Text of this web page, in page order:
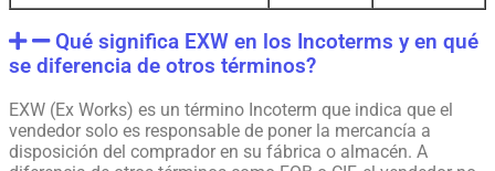
Qué significa EXW en los Incoterms y en qué
se diferencia de otros términos?
EXW (Ex Works) es un término Incoterm que indica que el
vendedor solo es responsable de poner la mercancía a
disposición del comprador en su fábrica o almacén. A